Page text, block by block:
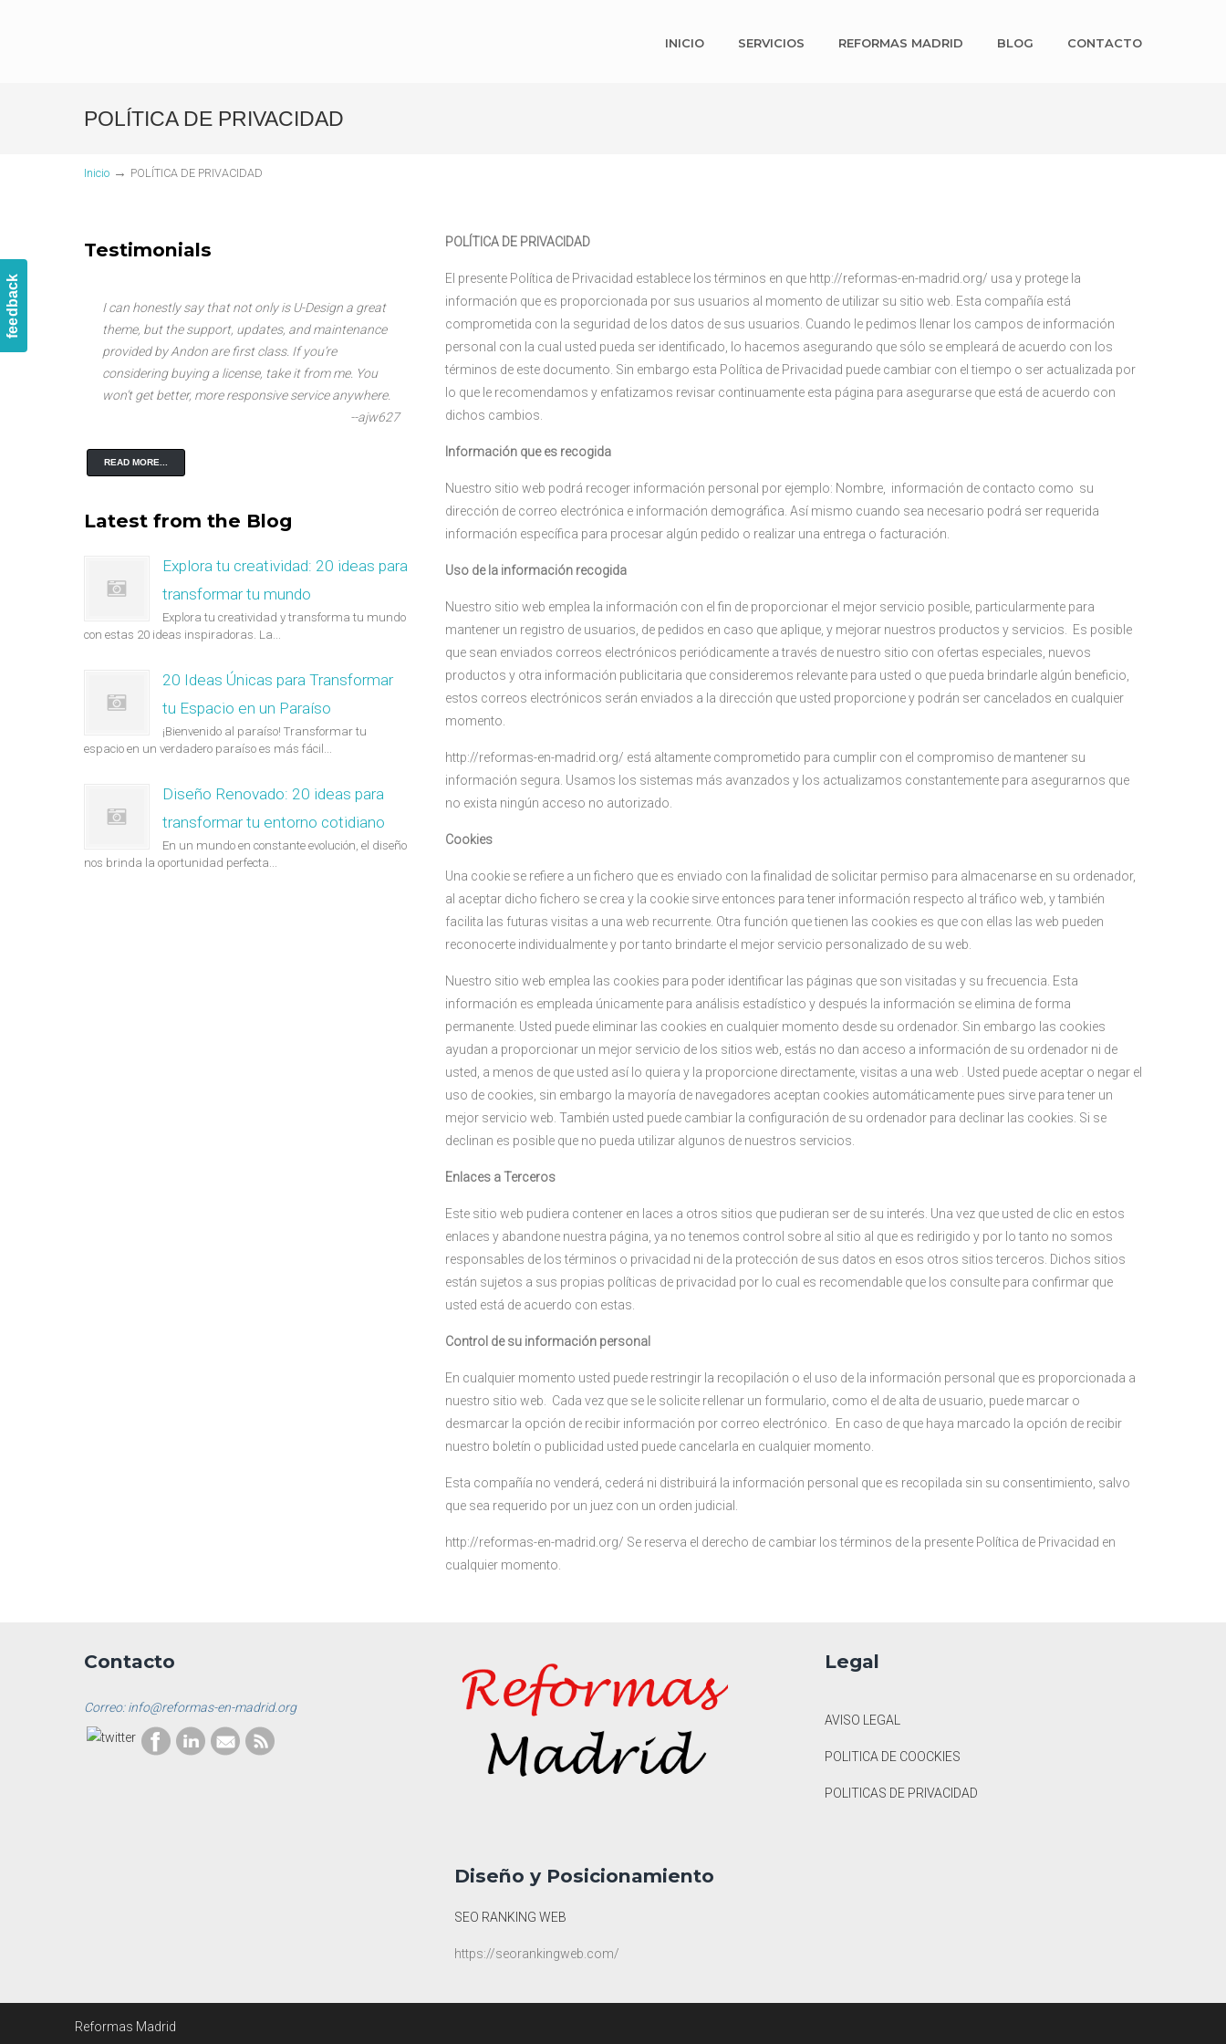
feedback
INICIO SERVICIOS REFORMAS MADRID BLOG CONTACTO
POLÍTICA DE PRIVACIDAD
Inicio → POLÍTICA DE PRIVACIDAD
POLÍTICA DE PRIVACIDAD
El presente Política de Privacidad establece los términos en que http://reformas-en-madrid.org/ usa y protege la
información que es proporcionada por sus usuarios al momento de utilizar su sitio web. Esta compañía está
comprometida con la seguridad de los datos de sus usuarios. Cuando le pedimos llenar los campos de información
personal con la cual usted pueda ser identificado, lo hacemos asegurando que sólo se empleará de acuerdo con los
términos de este documento. Sin embargo esta Política de Privacidad puede cambiar con el tiempo o ser actualizada por
lo que le recomendamos y enfatizamos revisar continuamente esta página para asegurarse que está de acuerdo con
dichos cambios.
Información que es recogida
Nuestro sitio web podrá recoger información personal por ejemplo: Nombre, información de contacto como su
dirección de correo electrónica e información demográfica. Así mismo cuando sea necesario podrá ser requerida
información específica para procesar algún pedido o realizar una entrega o facturación.
Uso de la información recogida
Nuestro sitio web emplea la información con el fin de proporcionar el mejor servicio posible, particularmente para
mantener un registro de usuarios, de pedidos en caso que aplique, y mejorar nuestros productos y servicios. Es posible
que sean enviados correos electrónicos periódicamente a través de nuestro sitio con ofertas especiales, nuevos
productos y otra información publicitaria que consideremos relevante para usted o que pueda brindarle algún beneficio,
estos correos electrónicos serán enviados a la dirección que usted proporcione y podrán ser cancelados en cualquier
momento.
http://reformas-en-madrid.org/ está altamente comprometido para cumplir con el compromiso de mantener su
información segura. Usamos los sistemas más avanzados y los actualizamos constantemente para asegurarnos que
no exista ningún acceso no autorizado.
Cookies
Una cookie se refiere a un fichero que es enviado con la finalidad de solicitar permiso para almacenarse en su ordenador,
al aceptar dicho fichero se crea y la cookie sirve entonces para tener información respecto al tráfico web, y también
facilita las futuras visitas a una web recurrente. Otra función que tienen las cookies es que con ellas las web pueden
reconocerte individualmente y por tanto brindarte el mejor servicio personalizado de su web.
Nuestro sitio web emplea las cookies para poder identificar las páginas que son visitadas y su frecuencia. Esta
información es empleada únicamente para análisis estadístico y después la información se elimina de forma
permanente. Usted puede eliminar las cookies en cualquier momento desde su ordenador. Sin embargo las cookies
ayudan a proporcionar un mejor servicio de los sitios web, estás no dan acceso a información de su ordenador ni de
usted, a menos de que usted así lo quiera y la proporcione directamente, visitas a una web . Usted puede aceptar o negar el
uso de cookies, sin embargo la mayoría de navegadores aceptan cookies automáticamente pues sirve para tener un
mejor servicio web. También usted puede cambiar la configuración de su ordenador para declinar las cookies. Si se
declinan es posible que no pueda utilizar algunos de nuestros servicios.
Enlaces a Terceros
Este sitio web pudiera contener en laces a otros sitios que pudieran ser de su interés. Una vez que usted de clic en estos
enlaces y abandone nuestra página, ya no tenemos control sobre al sitio al que es redirigido y por lo tanto no somos
responsables de los términos o privacidad ni de la protección de sus datos en esos otros sitios terceros. Dichos sitios
están sujetos a sus propias políticas de privacidad por lo cual es recomendable que los consulte para confirmar que
usted está de acuerdo con estas.
Control de su información personal
En cualquier momento usted puede restringir la recopilación o el uso de la información personal que es proporcionada a
nuestro sitio web. Cada vez que se le solicite rellenar un formulario, como el de alta de usuario, puede marcar o
desmarcar la opción de recibir información por correo electrónico. En caso de que haya marcado la opción de recibir
nuestro boletín o publicidad usted puede cancelarla en cualquier momento.
Esta compañía no venderá, cederá ni distribuirá la información personal que es recopilada sin su consentimiento, salvo
que sea requerido por un juez con un orden judicial.
http://reformas-en-madrid.org/ Se reserva el derecho de cambiar los términos de la presente Política de Privacidad en
cualquier momento.
Testimonials
I can honestly say that not only is U-Design a great
theme, but the support, updates, and maintenance
provided by Andon are first class. If you’re
considering buying a license, take it from me. You
won’t get better, more responsive service anywhere.
--ajw627
READ MORE...
Latest from the Blog
Explora tu creatividad: 20 ideas para
transformar tu mundo
Explora tu creatividad y transforma tu mundo
con estas 20 ideas inspiradoras. La...
20 Ideas Únicas para Transformar
tu Espacio en un Paraíso
¡Bienvenido al paraíso! Transformar tu
espacio en un verdadero paraíso es más fácil...
Diseño Renovado: 20 ideas para
transformar tu entorno cotidiano
En un mundo en constante evolución, el diseño
nos brinda la oportunidad perfecta...
Contacto
Correo: info@reformas-en-madrid.org
Diseño y Posicionamiento
SEO RANKING WEB
https://seorankingweb.com/
Legal
AVISO LEGAL
POLITICA DE COOCKIES
POLITICAS DE PRIVACIDAD
Reformas Madrid